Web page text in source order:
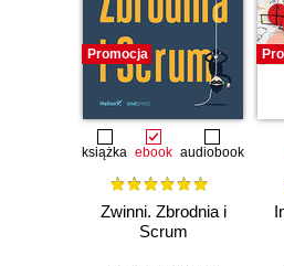
Promocja
książka ebook audiobook
Zwinni. Zbrodnia i
Scrum